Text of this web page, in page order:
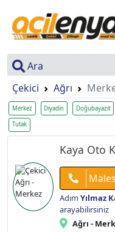
Ara
Çekici Ağrı
Merkez Diyadin Doğubayazıt
Tutak
Kaya Oto
Adım Yılmaz
arayabilirsiniz
Ağrı -